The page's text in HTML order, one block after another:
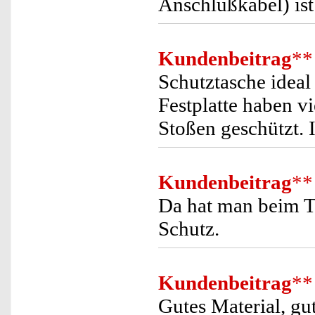
Kundenbeitrag**
Schutztasche
Festplatte haben
Stoßen geschützt.
Kundenbeitrag**
Da hat man beim
Schutz.
Kundenbeitrag**
Gutes Material,